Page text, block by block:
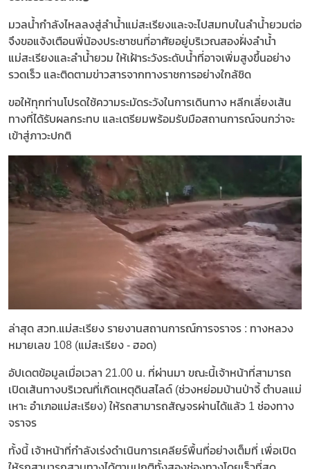
มวลน้ำกำลังไหลลงสู่ลำน้ำแม่สะเรียงและจะไปสมทบในลำน้ำยวมต่อ
จึงขอแจ้งเตือนพี่น้องประชาชนที่อาศัยอยู่บริเวณสองฝั่งลำน้ำ
แม่สะเรียงและลำน้ำยวม ให้เฝ้าระวังระดับน้ำที่อาจเพิ่มสูงขึ้นอย่าง
รวดเร็ว และติดตามข่าวสารจากทางราชการอย่างใกล้ชิด
ขอให้ทุกท่านโปรดใช้ความระมัดระวังในการเดินทาง หลีกเลี่ยงเส้น
ทางที่ได้รับผลกระทบ และเตรียมพร้อมรับมือสถานการณ์จนกว่าจะ
เข้าสู่ภาวะปกติ
ล่าสุด สวท.แม่สะเรียง รายงานสถานการณ์การจราจร : ทางหลวง
หมายเลข 108 (แม่สะเรียง - ฮอด)
อัปเดตข้อมูลเมื่อเวลา 21.00 น. ที่ผ่านมา ขณะนี้เจ้าหน้าที่สามารถ
เปิดเส้นทางบริเวณที่เกิดเหตุดินสไลด์ (ช่วงหย่อมบ้านป่าจี้ ตำบลแม่
เหาะ อำเภอแม่สะเรียง) ให้รถสามารถสัญจรผ่านได้แล้ว 1 ช่องทาง
จราจร
ทั้งนี้ เจ้าหน้าที่กำลังเร่งดำเนินการเคลียร์พื้นที่อย่างเต็มที่ เพื่อเปิด